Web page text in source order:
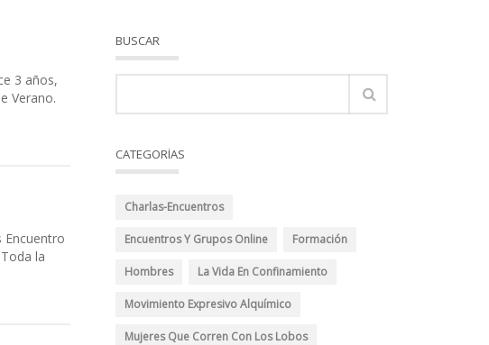
3 años,
Verano.
Encuentro
la
BUSCAR
CATEGORÍAS
Charlas-Encuentros
Encuentros Y Grupos Online Formación
Hombres La Vida En Confinamiento
Movimiento Expresivo Alquímico
Mujeres Que Corren Con Los Lobos